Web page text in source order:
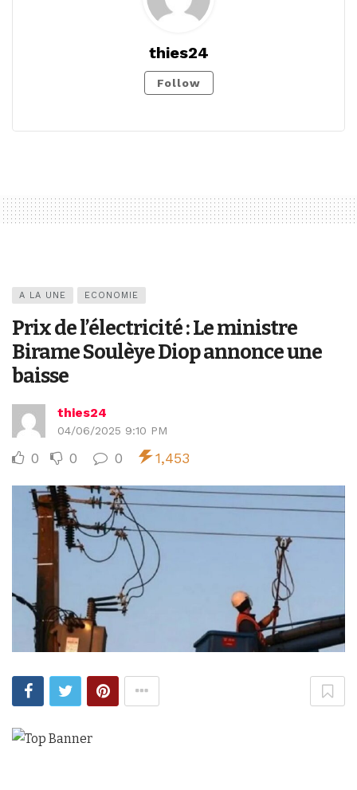
thies24
Follow
A LA UNE ECONOMIE
Prix de l’électricité : Le ministre
Birame Soulèye Diop annonce une
baisse
thies24
04/06/2025 9:10 PM
0 0 0 1,453